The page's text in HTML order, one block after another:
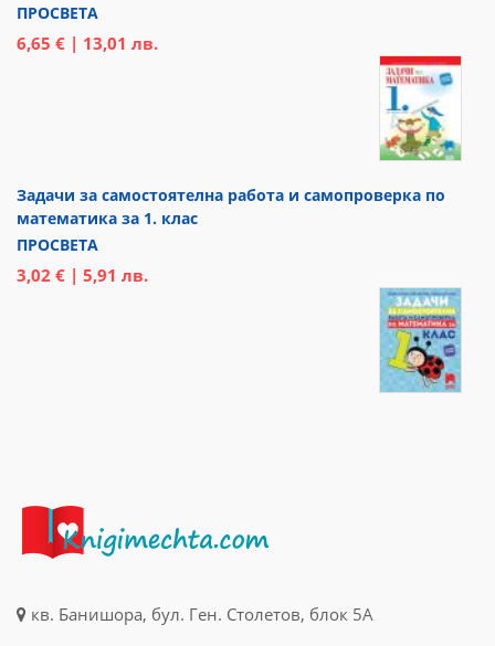
ПРОСВЕТА
6,65 € | 13,01 лв.
Задачи за самостоятелна работа и самопроверка по
математика за 1. клас
ПРОСВЕТА
3,02 € | 5,91 лв.
кв. Банишора, бул. Ген. Столетов, блок 5А